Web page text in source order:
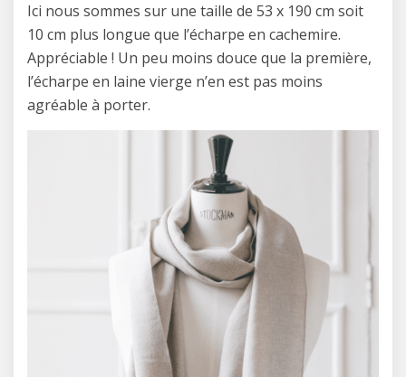
Ici nous sommes sur une taille de 53 x 190 cm soit
10 cm plus longue que l’écharpe en cachemire.
Appréciable ! Un peu moins douce que la première,
l’écharpe en laine vierge n’en est pas moins
agréable à porter.